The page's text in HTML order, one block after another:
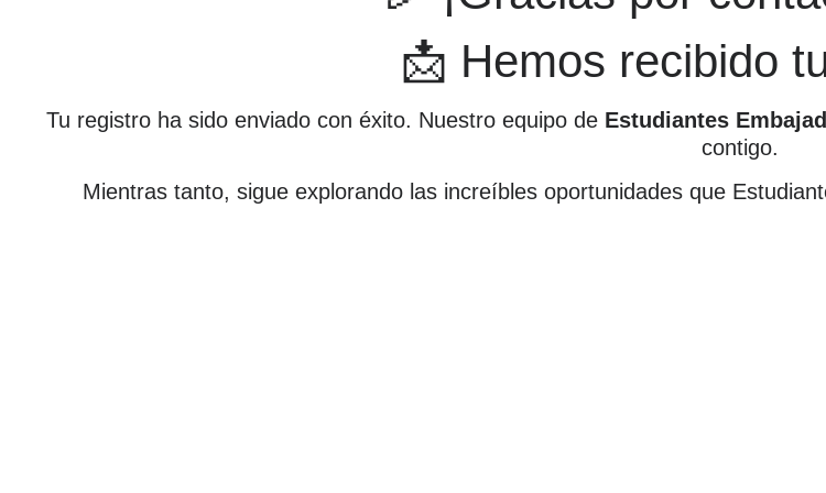
📩 Hemos recibido
Tu registro ha sido enviado con éxito. Nuestro equipo de Estudiantes
contigo.
Mientras tanto, sigue explorando las increíbles oportunidades que